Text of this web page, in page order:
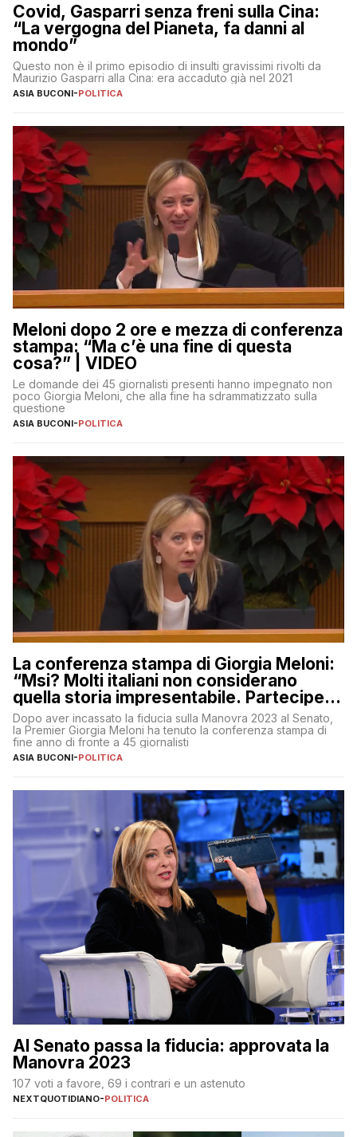
Covid, Gasparri senza freni sulla Cina:
“La vergogna del Pianeta, fa danni al
mondo”
Questo non è il primo episodio di insulti gravissimi rivolti da
Maurizio Gasparri alla Cina: era accaduto già nel 2021
ASIA BUCONI-POLITICA
Meloni dopo 2 ore e mezza di conferenza
stampa: “Ma c’è una fine di questa
cosa?” | VIDEO
Le domande dei 45 giornalisti presenti hanno impegnato non
poco Giorgia Meloni, che alla fine ha sdrammatizzato sulla
questione
ASIA BUCONI-POLITICA
La conferenza stampa di Giorgia Meloni:
“Msi? Molti italiani non considerano
quella storia impresentabile. Parteciperò
al 25 aprile”
Dopo aver incassato la fiducia sulla Manovra 2023 al Senato,
la Premier Giorgia Meloni ha tenuto la conferenza stampa di
fine anno di fronte a 45 giornalisti
ASIA BUCONI-POLITICA
Al Senato passa la fiducia: approvata la
Manovra 2023
107 voti a favore, 69 i contrari e un astenuto
NEXTQUOTIDIANO-POLITICA